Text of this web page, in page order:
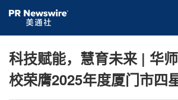
科技赋能，慧育未来 | 华
校荣膺2025年度厦门市四